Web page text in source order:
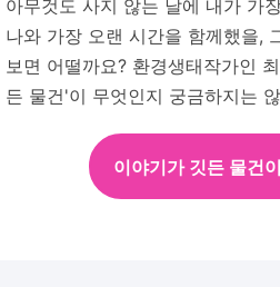
아무것도 사지 않는 날에 내가 가
나와 가장 오랜 시간을 함께했을,
보면 어떨까요? 환경생태작가인
든 물건'이 무엇인지 궁금하지는
이야기가 깃든 물건